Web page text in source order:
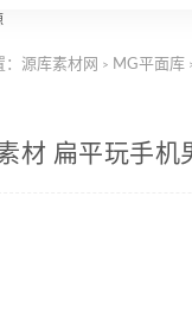
源库素材网 > MG平面库
材 扁平玩手